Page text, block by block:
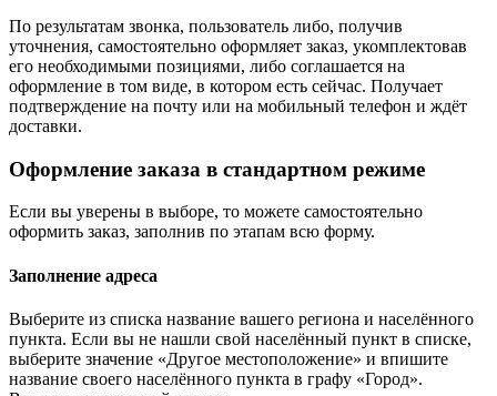
По результатам звонка, пользователь либо, получив
уточнения, самостоятельно оформляет заказ, укомплектовав
его необходимыми позициями, либо соглашается на
оформление в том виде, в котором есть сейчас. Получает
подтверждение на почту или на мобильный телефон и ждёт
доставки.
Оформление заказа в стандартном режиме
Если вы уверены в выборе, то можете самостоятельно
оформить заказ, заполнив по этапам всю форму.
Заполнение адреса
Выберите из списка название вашего региона и населённого
пункта. Если вы не нашли свой населённый пункт в списке,
выберите значение «Другое местоположение» и впишите
название своего населённого пункта в графу «Город».